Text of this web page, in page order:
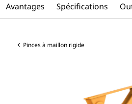
Pinces à maillon rigide
Avantages Spécifications